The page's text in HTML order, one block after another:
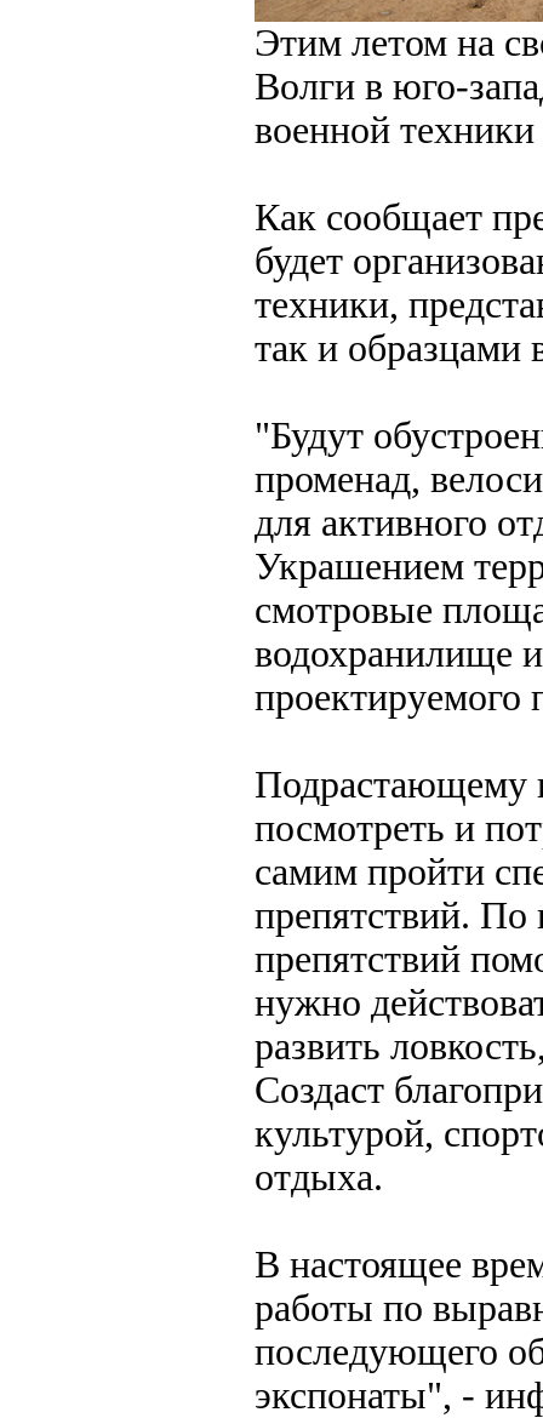
Этим летом на
Волги в юго-
военной
Как сообщает
будет
техники,
так и образцами
"Будут
променад,
для активного
Украшением
смотровые
водохранилище
проектируемого
Подрастающему
посмотреть и
самим пройти
препятствий. По
препятствий
нужно
развить
Создаст
культурой,
отдыха.
В настоящее
работы по
последующего
экспонаты", -